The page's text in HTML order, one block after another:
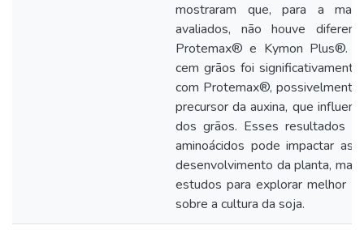
mostraram que, para a
avaliados, não houve
Protemax® e Kymon Plus®.
cem grãos foi
com Protemax®,
precursor da auxina, que
dos grãos. Esses resultados
aminoácidos pode impactar
desenvolvimento da planta, mas
estudos para explorar melhor
sobre a cultura da soja.